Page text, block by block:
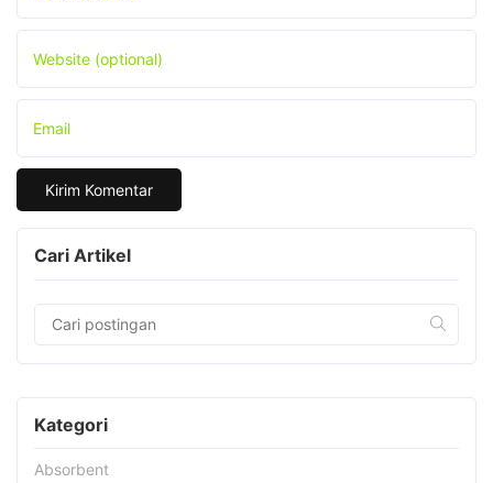
Website (optional)
Email
Cari Artikel
Kategori
Absorbent